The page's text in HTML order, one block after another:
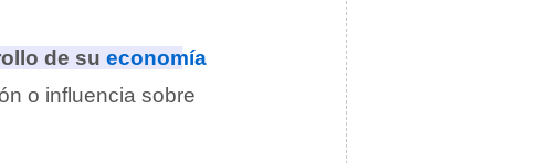
de su economía
o influencia sobre